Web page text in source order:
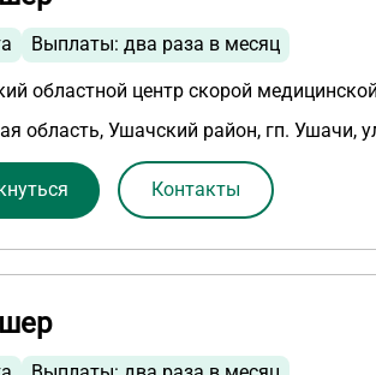
Выплаты: два раза в месяц
областной центр скорой
область, Ушачский район, гп. Ушачи,
Контакты